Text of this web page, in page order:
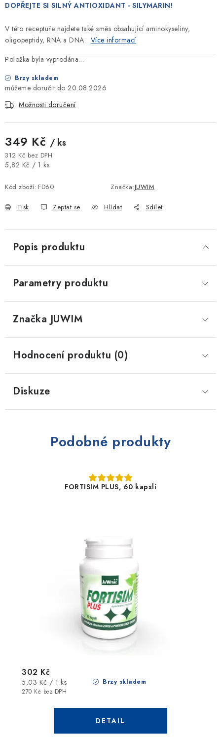
DOPŘEJTE SI SILNÝ ANTIOXIDANT - SILYMARIN!
V této receptuře najdete také směs obsahující aminokyseliny,
oligopeptidy, RNA a DNA. Více informací
Položka byla vyprodána…
Brzy skladem
20.08.2026
Možnosti doručení
349 Kč / ks
312 Kč bez DPH
Měrná cena:
5,82 Kč / 1 ks
Kód zboží: FD60 Značka:JUWIM
Tisk Zeptat se Hlídat Sdílet
Popis produktu
Parametry produktu
Značka JUWIM
Hodnocení produktu (0)
Diskuze
Podobné produkty
FORTISIM PLUS, 60 kapslí
Brzy skladem
270 Kč bez DPH
302 Kč
Měrná
cena:
5,03 Kč / 1 ks